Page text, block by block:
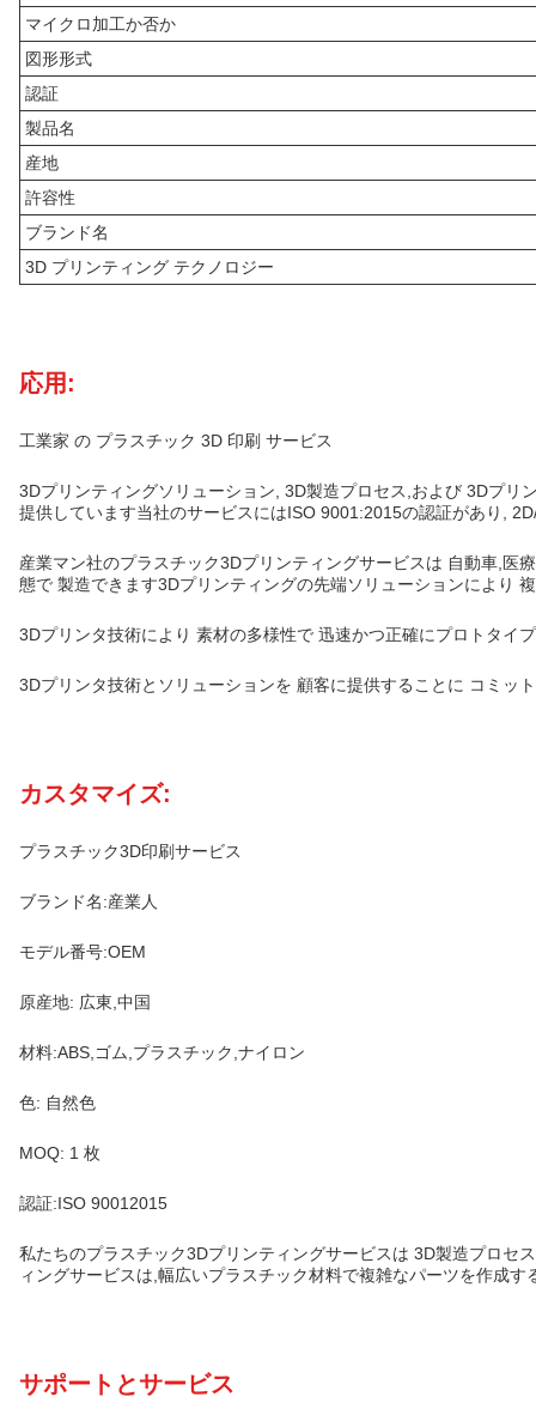
マイクロ加工か否か
図形形式
認証
製品名
産地
許容性
ブランド名
3D プリンティング テクノロジー
応用:
工業家 の プラスチック 3D 印刷 サービス
3Dプリンティングソリューション, 3D製造プロセス,および 3Dプ
提供しています当社のサービスにはISO 9001:2015の認証があり,
産業マン社のプラスチック3Dプリンティングサービスは 自動車,医
態で 製造できます3Dプリンティングの先端ソリューションにより
3Dプリンタ技術により 素材の多様性で 迅速かつ正確にプロトタイ
3Dプリンタ技術とソリューションを 顧客に提供することに コミッ
カスタマイズ:
プラスチック3D印刷サービス
ブランド名:産業人
モデル番号:OEM
原産地: 広東,中国
材料:ABS,ゴム,プラスチック,ナイロン
色: 自然色
MOQ: 1 枚
認証:ISO 90012015
私たちのプラスチック3Dプリンティングサービスは 3D製造プロセ
ィングサービスは,幅広いプラスチック材料で複雑なパーツを作成
サポートとサービス